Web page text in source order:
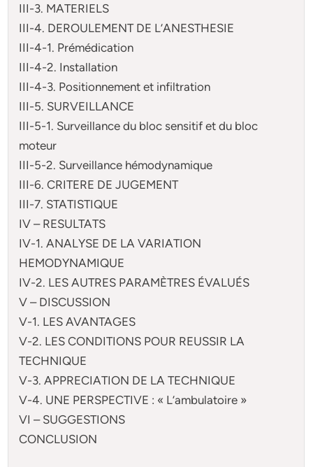
III-3. MATERIELS
III-4. DEROULEMENT DE L’ANESTHESIE
III-4-1. Prémédication
III-4-2. Installation
III-4-3. Positionnement et infiltration
III-5. SURVEILLANCE
III-5-1. Surveillance du bloc sensitif et du bloc
moteur
III-5-2. Surveillance hémodynamique
III-6. CRITERE DE JUGEMENT
III-7. STATISTIQUE
IV – RESULTATS
IV-1. ANALYSE DE LA VARIATION
HEMODYNAMIQUE
IV-2. LES AUTRES PARAMÈTRES ÉVALUÉS
V – DISCUSSION
V-1. LES AVANTAGES
V-2. LES CONDITIONS POUR REUSSIR LA
TECHNIQUE
V-3. APPRECIATION DE LA TECHNIQUE
V-4. UNE PERSPECTIVE : « L’ambulatoire »
VI – SUGGESTIONS
CONCLUSION